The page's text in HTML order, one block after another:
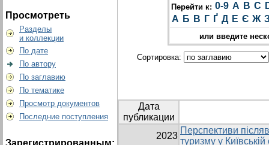
Просмотреть
Разделы
и коллекции
По дате
По автору
По заглавию
По тематике
Просмотр документов
Последние поступления
Зарегистрированным:
Перейти к: 0-9 A B C
А Б В Г Ґ Д Е Є Ж
или введите
Сортировка:
Дата
публикации
2023
Перспективи
туризму у Київській